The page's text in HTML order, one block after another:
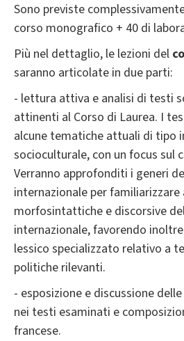
Sono previste
corso monografico + 40 di
Più nel dettaglio, le lezioni del
saranno articolate in due parti:
- lettura attiva e analisi di testi
attinenti al Corso di Laurea. I
alcune tematiche attuali di tipo
socioculturale, con un focus sul
Verranno approfonditi i generi
internazionale per
morfosintattiche e discorsive
internazionale, favorendo
lessico specializzato relativo a
politiche rilevanti.
- esposizione e discussione
nei testi esaminati e
francese.